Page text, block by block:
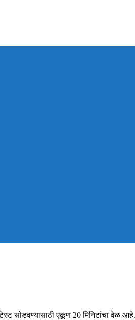
सोडवण्यासाठी एकूण 20 मिनिटांचा वेळ आहे.